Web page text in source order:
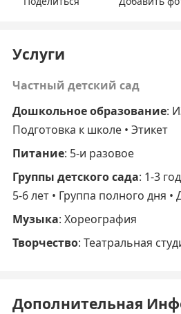
Услуги
Частный детский сад
Дошкольное образование:
Подготовка к школе • Этикет
Питание: 5-и разовое
Группы детского сада: 1-3
5-6 лет • Группа полного дня
Музыка: Хореография
Творчество: Театральная
Дополнительная